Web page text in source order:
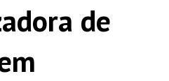
de